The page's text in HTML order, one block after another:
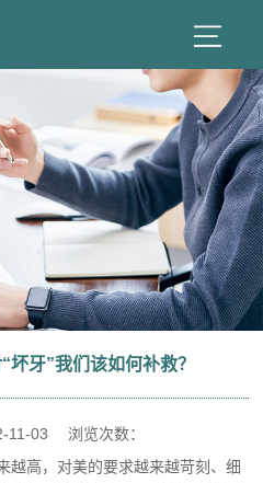
坏牙”我们该如何补救？
11-03
浏览次数：
越高，对美的要求越来越苛刻、细